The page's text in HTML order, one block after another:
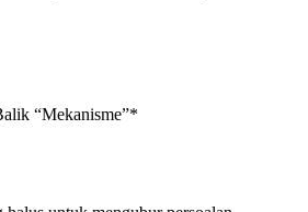
“Mekanisme”*